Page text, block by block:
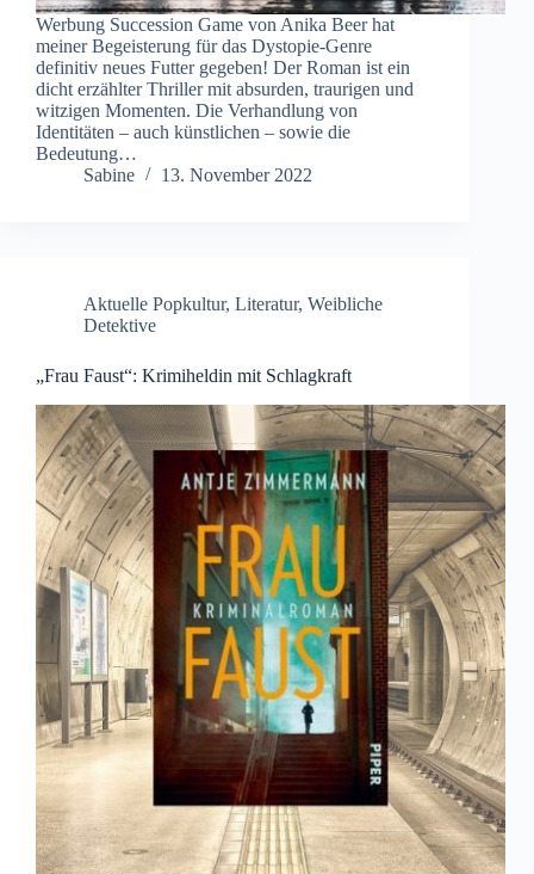
Werbung Succession Game von Anika Beer hat
meiner Begeisterung für das Dystopie-Genre
definitiv neues Futter gegeben! Der Roman ist ein
dicht erzählter Thriller mit absurden, traurigen und
witzigen Momenten. Die Verhandlung von
Identitäten – auch künstlichen – sowie die
Bedeutung…
Sabine
13. November 2022
Aktuelle Popkultur, Literatur, Weibliche
Detektive
„Frau Faust“: Krimiheldin mit Schlagkraft